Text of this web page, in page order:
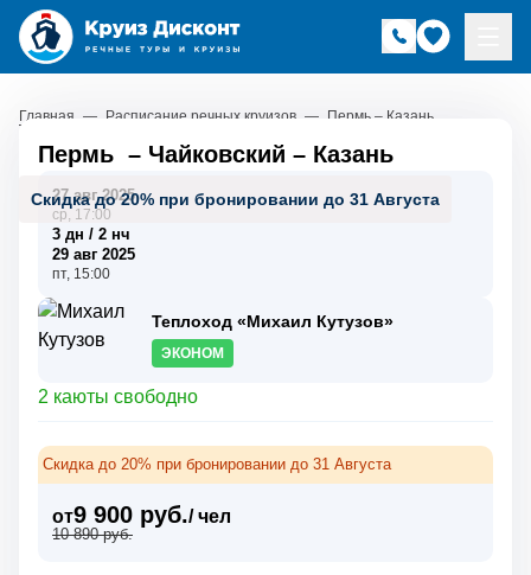
Главная — Расписание речных круизов — Пермь – Казань
Скидка до 20% при бронировании до 31 Августа
Пермь – Чайковский – Казань
27 авг 2025
ср, 17:00
3 дн / 2 нч
29 авг 2025
пт, 15:00
Теплоход «Михаил Кутузов»
ЭКОНОМ
2 каюты свободно
Скидка до 20% при бронировании до 31 Августа
от9 900 руб./ чел
10 890 руб.